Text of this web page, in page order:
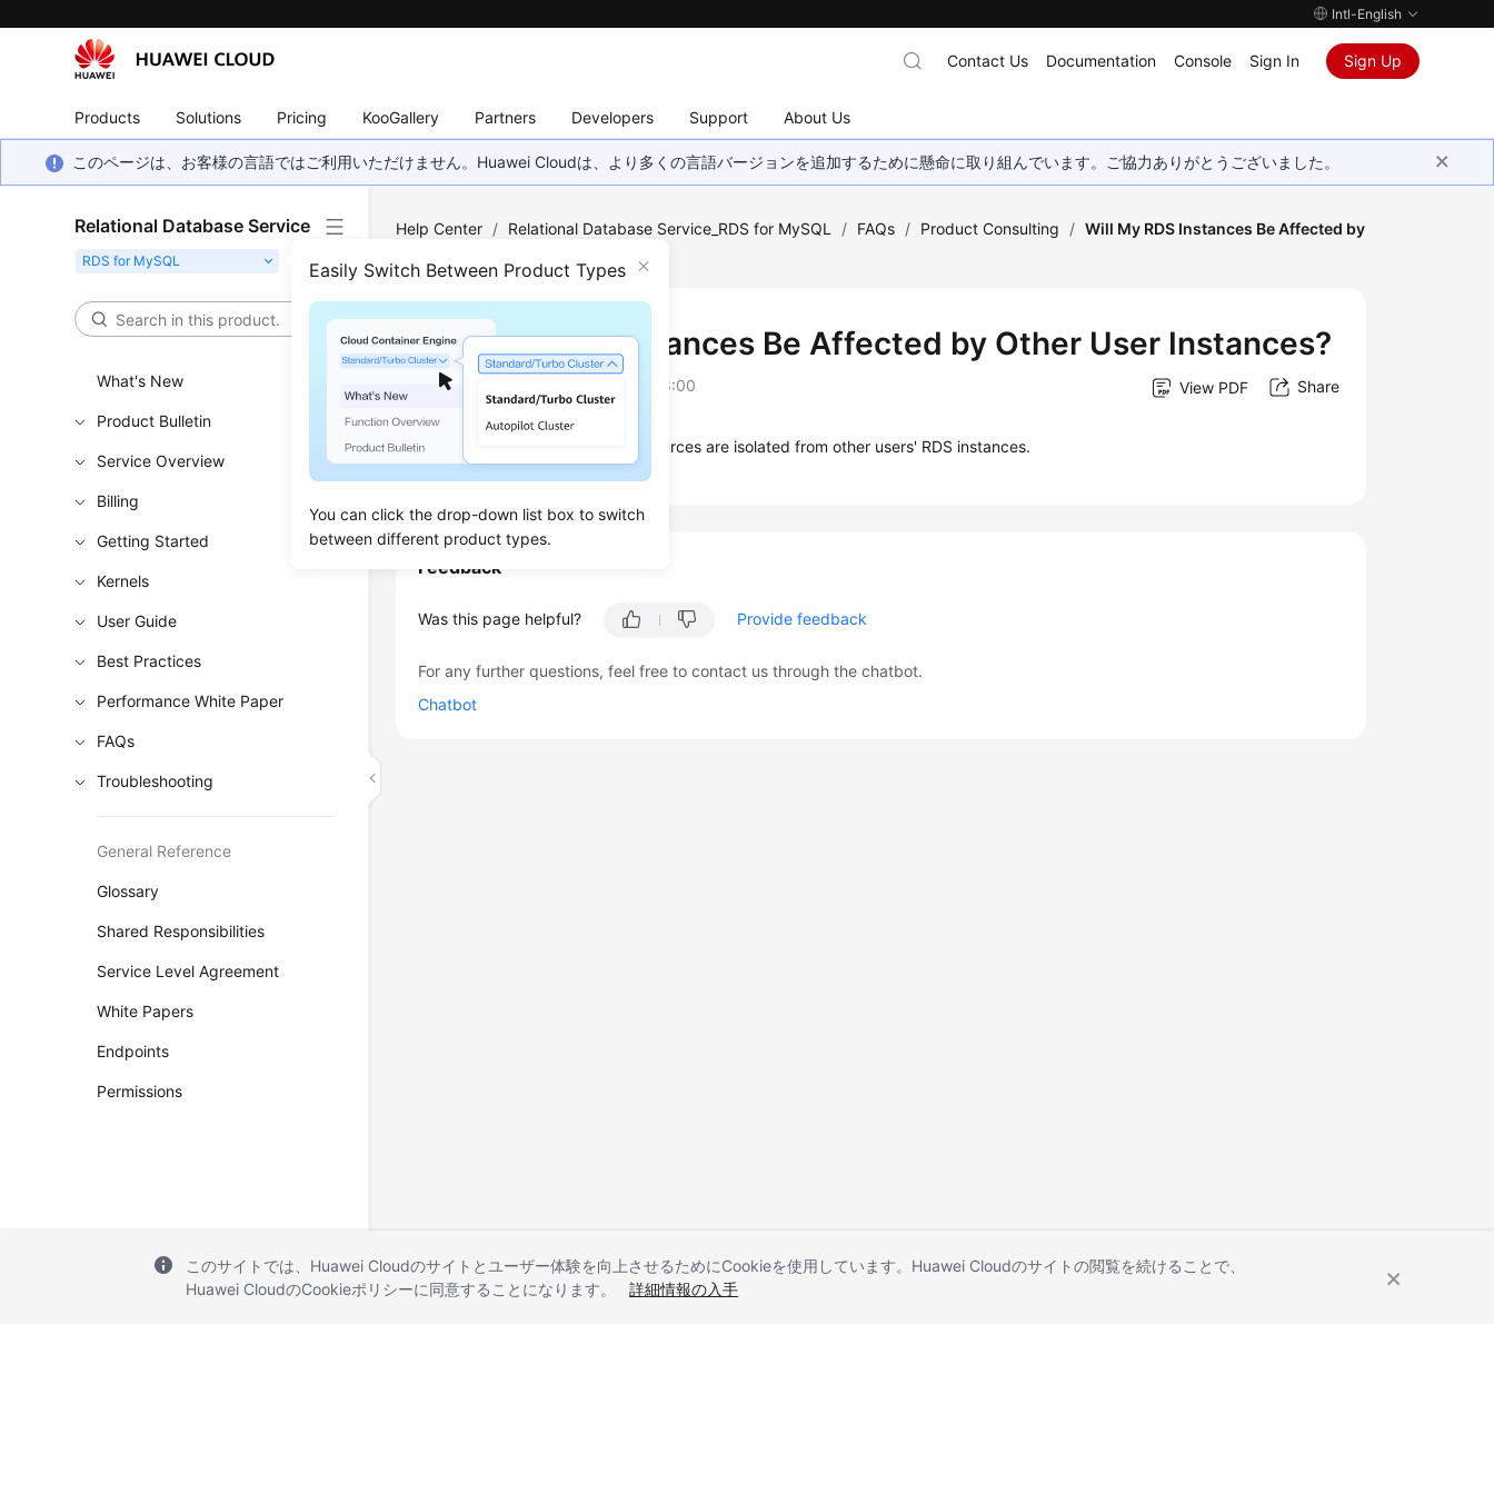
Intl-English
Products Solutions Pricing KooGallery Partners Developers Support About Us
Contact Us Documentation Console Sign In Sign Up
このページは、お客様の言語ではご利用いただけません。Huawei Cloudは、より多くの言語バージョンを追加するために懸命に取り組んでいます。ご協力ありがとうございました。
Relational Database Service
Easily Switch Between Product Types
You can click the drop-down list box to switch
between different product types.
What's New
Product Bulletin
Service Overview
Billing
Getting Started
Kernels
User Guide
Best Practices
Performance White Paper
FAQs
Troubleshooting
General Reference
Glossary
Shared Responsibilities
Service Level Agreement
White Papers
Endpoints
Permissions
Help Center / Relational Database Service_RDS for MySQL / FAQs / Product Consulting / Will My RDS Instances Be Affected by
Will My RDS Instances Be Affected by Other User Instances?
Updated on 2026-03-24 GMT+08:00 View PDF Share
No. Your instances and resources are isolated from other users' RDS instances.
Feedback
Was this page helpful? Provide feedback
For any further questions, feel free to contact us through the chatbot.
Chatbot
このサイトでは、Huawei Cloudのサイトとユーザー体験を向上させるためにCookieを使用しています。Huawei Cloudのサイトの閲覧を続けることで、
Huawei CloudのCookieポリシーに同意することになります。
詳細情報の入手